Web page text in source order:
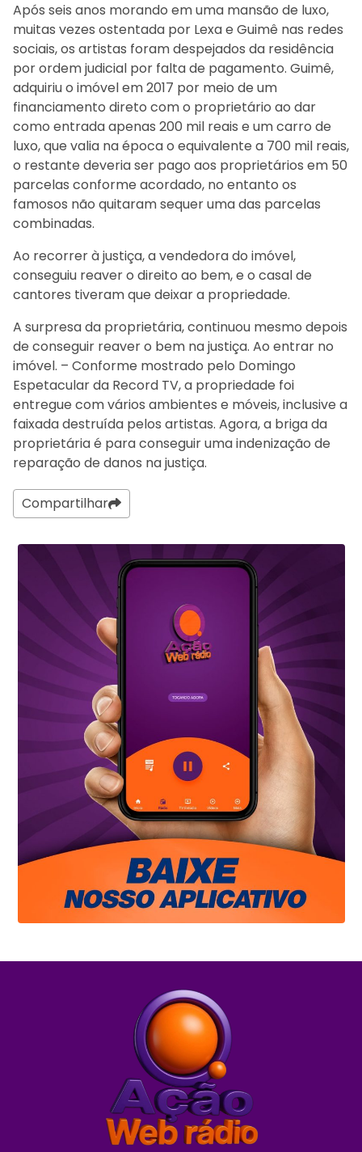
Após seis anos morando em uma mansão de luxo,
muitas vezes ostentada por Lexa e Guimê nas redes
sociais, os artistas foram despejados da residência
por ordem judicial por falta de pagamento. Guimê,
adquiriu o imóvel em 2017 por meio de um
financiamento direto com o proprietário ao dar
como entrada apenas 200 mil reais e um carro de
luxo, que valia na época o equivalente a 700 mil reais,
o restante deveria ser pago aos proprietários em 50
parcelas conforme acordado, no entanto os
famosos não quitaram sequer uma das parcelas
combinadas.
Ao recorrer à justiça, a vendedora do imóvel,
conseguiu reaver o direito ao bem, e o casal de
cantores tiveram que deixar a propriedade.
A surpresa da proprietária, continuou mesmo depois
de conseguir reaver o bem na justiça. Ao entrar no
imóvel. – Conforme mostrado pelo Domingo
Espetacular da Record TV, a propriedade foi
entregue com vários ambientes e móveis, inclusive a
faixada destruída pelos artistas. Agora, a briga da
proprietária é para conseguir uma indenização de
reparação de danos na justiça.
Compartilhar